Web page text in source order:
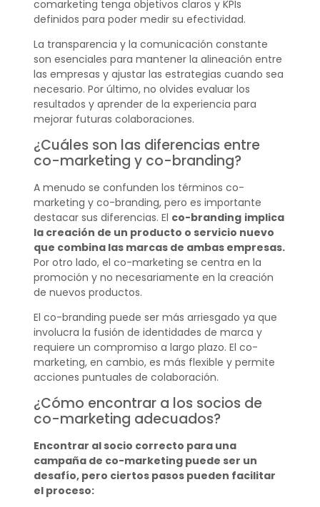
comarketing tenga objetivos claros y KPIs
definidos para poder medir su efectividad.
La transparencia y la comunicación constante
son esenciales para mantener la alineación entre
las empresas y ajustar las estrategias cuando sea
necesario. Por último, no olvides evaluar los
resultados y aprender de la experiencia para
mejorar futuras colaboraciones.
¿Cuáles son las diferencias entre
co-marketing y co-branding?
A menudo se confunden los términos co-
marketing y co-branding, pero es importante
destacar sus diferencias. El co-branding implica
la creación de un producto o servicio nuevo
que combina las marcas de ambas empresas.
Por otro lado, el co-marketing se centra en la
promoción y no necesariamente en la creación
de nuevos productos.
El co-branding puede ser más arriesgado ya que
involucra la fusión de identidades de marca y
requiere un compromiso a largo plazo. El co-
marketing, en cambio, es más flexible y permite
acciones puntuales de colaboración.
¿Cómo encontrar a los socios de
co-marketing adecuados?
Encontrar al socio correcto para una
campaña de co-marketing puede ser un
desafío, pero ciertos pasos pueden facilitar
el proceso: